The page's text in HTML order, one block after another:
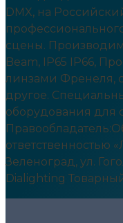
DMX, на
сцены.
Beam, IP65 IP66,
линзами Френеля,
другое.
оборудования для
ответственностью
Зеленоград, ул.
Dialighting